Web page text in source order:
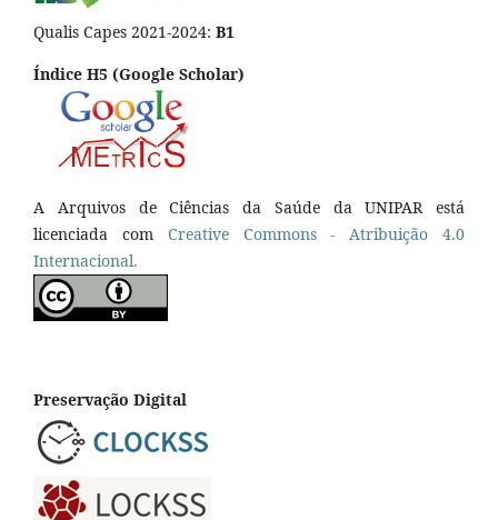
Qualis Capes 2021-2024: B1
Índice H5 (Google Scholar)
A Arquivos de Ciências da Saúde da UNIPAR está
licenciada com Creative Commons - Atribuição 4.0
Internacional.
Preservação Digital